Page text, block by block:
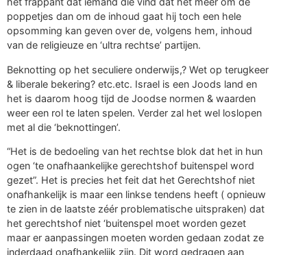
poppetjes dan om de inhoud gaat hij toch een hele
opsomming kan geven over de, volgens hem, inhoud
van de religieuze en ‘ultra rechtse’ partijen.
Beknotting op het seculiere onderwijs,? Wet op terugkeer
& liberale bekering? etc.etc. Israel is een Joods land en
het is daarom hoog tijd de Joodse normen & waarden
weer een rol te laten spelen. Verder zal het wel loslopen
met al die ‘beknottingen’.
“Het is de bedoeling van het rechtse blok dat het in hun
ogen ‘te onafhaankelijke gerechtshof buitenspel word
gezet”. Het is precies het feit dat het Gerechtshof niet
onafhankelijk is maar een linkse tendens heeft ( opnieuw
te zien in de laatste zéér problematische uitspraken) dat
het gerechtshof niet ‘buitenspel moet worden gezet
maar er aanpassingen moeten worden gedaan zodat ze
inderdaad onafhankelijk zijn. Dit word gedragen aan